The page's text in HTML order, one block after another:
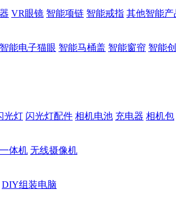
VR眼镜 智能项链 智能戒指 其他智能产
智能电子猫眼 智能马桶盖 智能窗帘 智能
光灯 闪光灯配件 相机电池 充电器 相机包
体机 无线摄像机
DIY组装电脑